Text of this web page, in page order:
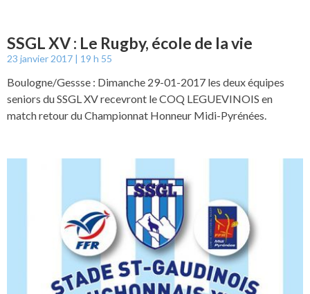
SSGL XV : Le Rugby, école de la vie
23 janvier 2017 19 h 55
Boulogne/Gessse : Dimanche 29-01-2017 les deux équipes
seniors du SSGL XV recevront le COQ LEGUEVINOIS en
match retour du Championnat Honneur Midi-Pyrénées.